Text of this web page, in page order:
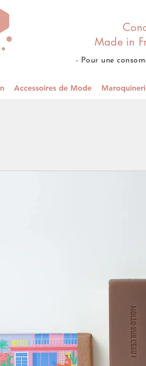
Made in
- Pour une
Accessoires de Mode